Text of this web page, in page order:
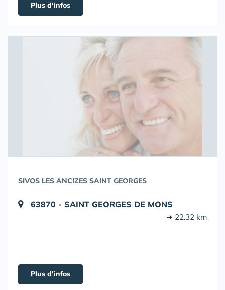
Plus d'infos
SIVOS LES ANCIZES SAINT GEORGES
63870 - SAINT GEORGES DE MONS
➔ 22.32 km
Plus d'infos